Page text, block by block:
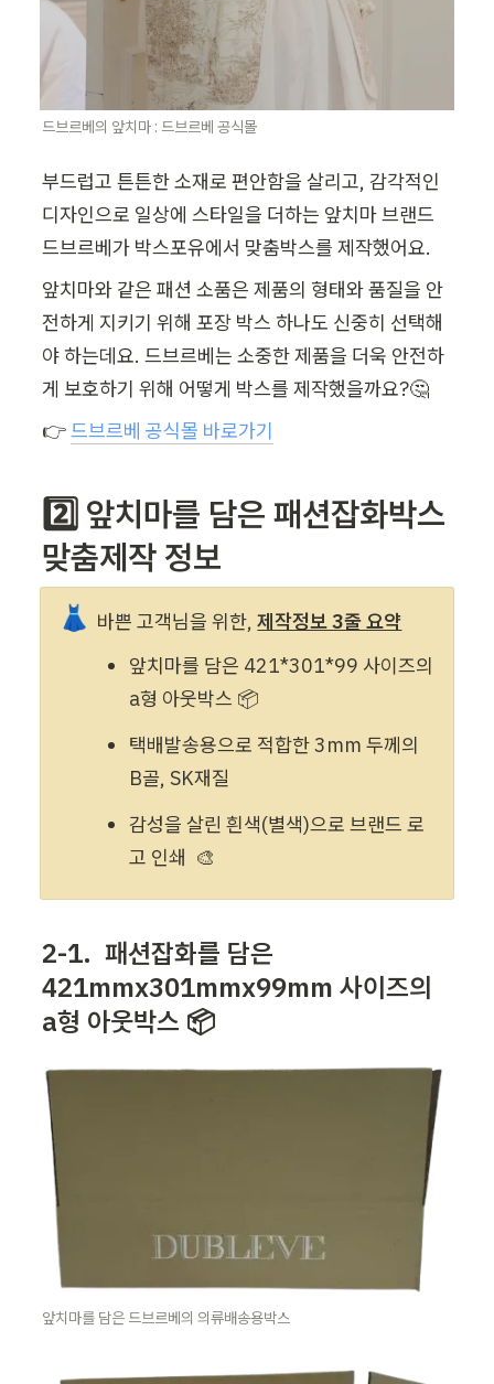
드브르베의 앞치마 : 드브르베 공식몰
부드럽고 튼튼한 소재로 편안함을 살리고, 감각적인
디자인으로 일상에 스타일을 더하는 앞치마 브랜드
드브르베가 박스포유에서 맞춤박스를 제작했어요.
앞치마와 같은 패션 소품은 제품의 형태와 품질을 안
전하게 지키기 위해 포장 박스 하나도 신중히 선택해
야 하는데요. 드브르베는 소중한 제품을 더욱 안전하
게 보호하기 위해 어떻게 박스를 제작했을까요?🤔
👉 드브르베 공식몰 바로가기
2️⃣ 앞치마를 담은 패션잡화박스
맞춤제작 정보
👗 바쁜 고객님을 위한, 제작정보 3줄 요약
앞치마를 담은 421*301*99 사이즈의
a형 아웃박스 📦
택배발송용으로 적합한 3mm 두께의
B골, SK재질
감성을 살린 흰색(별색)으로 브랜드 로
고 인쇄  🎨
2-1. 패션잡화를 담은
421mmx301mmx99mm 사이즈의
a형 아웃박스 📦
앞치마를 담은 드브르베의 의류배송용박스